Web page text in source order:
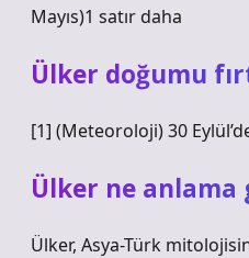
Mayıs)1 satır daha
Ülker doğumu
[1] (Meteoroloji) 30
Ülker ne anlama
Ülker, Asya-Türk